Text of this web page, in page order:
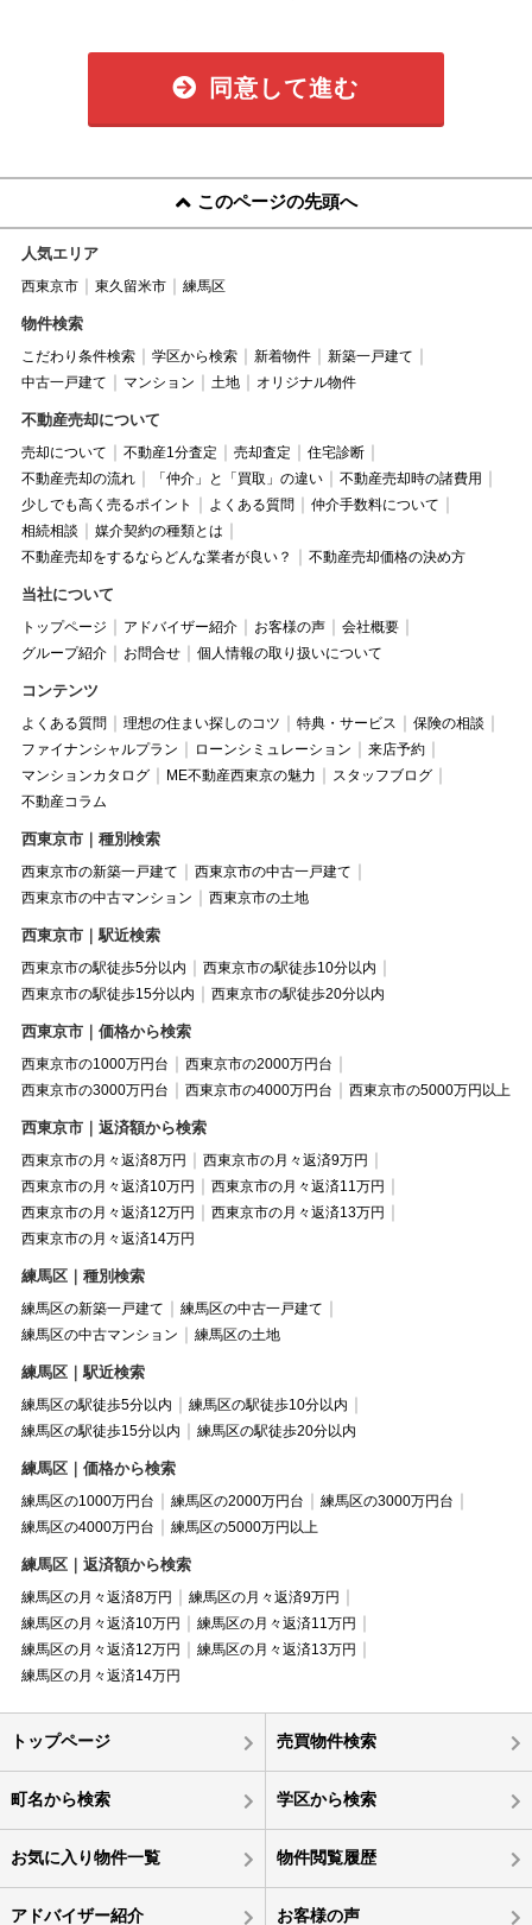
同意して進む
このページの先頭へ
人気エリア
西東京市 東久留米市 練馬区
物件検索
こだわり条件検索 学区から検索 新着物件
新築一戸建て
中古一戸建て
マンション 土地 オリジナル物件
不動産売却について
売却について 不動産1分査定 売却査定
住宅診断
不動産売却の流れ
「仲介」と「買取」の違い
不動産売却時の諸費用
少しでも高く売るポイント
よくある質問
仲介手数料について
相続相談
媒介契約の種類とは
不動産売却をするならどんな業者が良い？
不動産売却価格の決め方
当社について
トップページ アドバイザー紹介 お客様の声
会社概要
グループ紹介
お問合せ 個人情報の取り扱いについて
コンテンツ
よくある質問 理想の住まい探しのコツ 特典・サービス
保険の相談
ファイナンシャルプラン
ローンシミュレーション
来店予約
マンションカタログ
ME不動産西東京の魅力
スタッフブログ
不動産コラム
西東京市｜種別検索
西東京市の新築一戸建て
西東京市の中古一戸建て
西東京市の中古マンション
西東京市の土地
西東京市｜駅近検索
西東京市の駅徒歩5分以内
西東京市の駅徒歩10分以内
西東京市の駅徒歩15分以内
西東京市の駅徒歩20分以内
西東京市｜価格から検索
西東京市の1000万円台
西東京市の2000万円台
西東京市の3000万円台
西東京市の4000万円台 西東京市の5000万円以上
西東京市｜返済額から検索
西東京市の月々返済8万円
西東京市の月々返済9万円
西東京市の月々返済10万円
西東京市の月々返済11万円
西東京市の月々返済12万円
西東京市の月々返済13万円
西東京市の月々返済14万円
練馬区｜種別検索
練馬区の新築一戸建て
練馬区の中古一戸建て
練馬区の中古マンション
練馬区の土地
練馬区｜駅近検索
練馬区の駅徒歩5分以内
練馬区の駅徒歩10分以内
練馬区の駅徒歩15分以内
練馬区の駅徒歩20分以内
練馬区｜価格から検索
練馬区の1000万円台 練馬区の2000万円台
練馬区の3000万円台
練馬区の4000万円台
練馬区の5000万円以上
練馬区｜返済額から検索
練馬区の月々返済8万円
練馬区の月々返済9万円
練馬区の月々返済10万円
練馬区の月々返済11万円
練馬区の月々返済12万円
練馬区の月々返済13万円
練馬区の月々返済14万円
トップページ 売買物件検索
町名から検索 学区から検索
お気に入り物件一覧 物件閲覧履歴
アドバイザー紹介 お客様の声